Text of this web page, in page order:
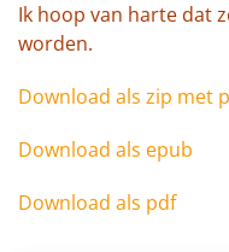
Ik hoop van harte dat
worden.
Download als zip met
Download als epub
Download als pdf